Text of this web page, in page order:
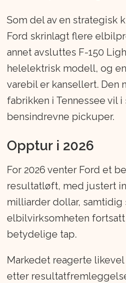
Som del av en strategisk
Ford skrinlagt flere
annet avsluttes F-150
helelektrisk modell, og
varebil er kansellert. Den
fabrikken i Tennessee vil
bensindrevne pickuper.
Opptur i 2026
For 2026 venter Ford et
resultatløft, med justert
milliarder dollar, samtidig
elbilvirksomheten fortsatt
betydelige tap.
Markedet reagerte
etter